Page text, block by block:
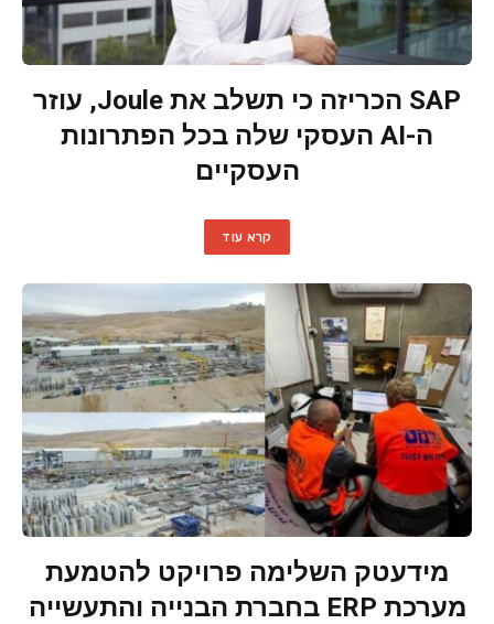
SAP הכריזה כי תשלב את Joule, עוזר
ה-AI העסקי שלה בכל הפתרונות
העסקיים
קרא עוד
מידעטק השלימה פרויקט להטמעת
מערכת ERP בחברת הבנייה והתעשייה